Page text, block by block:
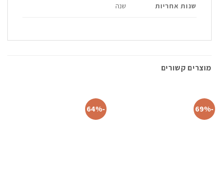
שנות אחריות שנה
מוצרים קשורים
-69%
-64%